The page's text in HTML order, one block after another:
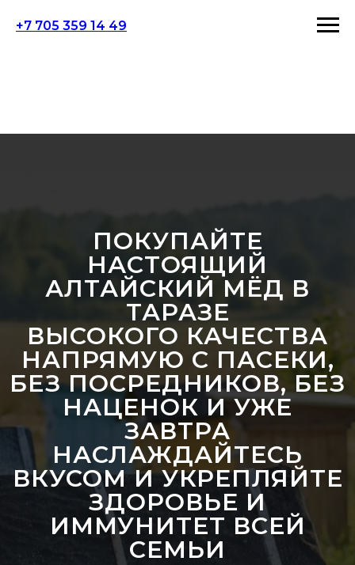
+7 705 359 14 49
ПОКУПАЙТЕ
НАСТОЯЩИЙ
АЛТАЙСКИЙ МЁД В
ТАРАЗЕ
ВЫСОКОГО КАЧЕСТВА
НАПРЯМУЮ С ПАСЕКИ,
БЕЗ ПОСРЕДНИКОВ, БЕЗ
НАЦЕНОК И УЖЕ
ЗАВТРА
НАСЛАЖДАЙТЕСЬ
ВКУСОМ И УКРЕПЛЯЙТЕ
ЗДОРОВЬЕ И
ИММУНИТЕТ ВСЕЙ
СЕМЬИ